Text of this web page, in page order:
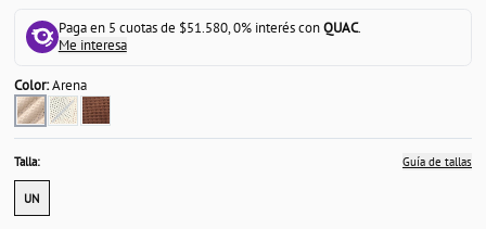
Paga en 5 cuotas de $51.580, 0% interés conQUAC.
Me interesa
Color:Arena
Talla: Guía de tallas
UN